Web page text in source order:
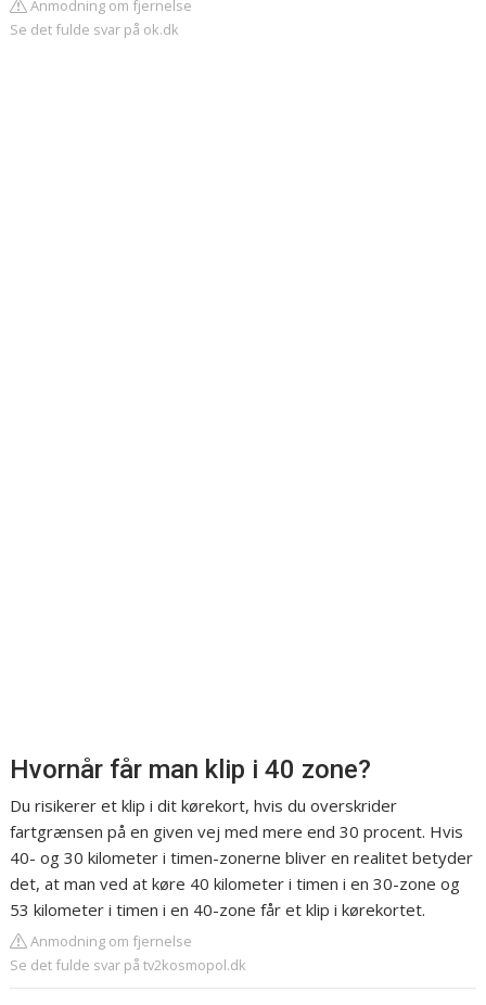
Anmodning om fjernelse
Se det fulde svar på ok.dk
Hvornår får man klip i 40 zone?
Du risikerer et klip i dit kørekort, hvis du overskrider
fartgrænsen på en given vej med mere end 30 procent. Hvis
40- og 30 kilometer i timen-zonerne bliver en realitet betyder
det, at man ved at køre 40 kilometer i timen i en 30-zone og
53 kilometer i timen i en 40-zone får et klip i kørekortet.
Anmodning om fjernelse
Se det fulde svar på tv2kosmopol.dk